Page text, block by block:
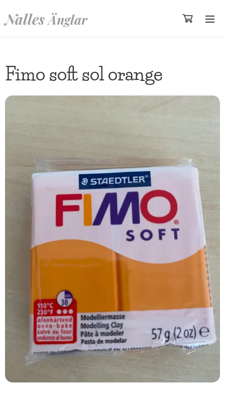
Nalles Änglar
Fimo soft sol orange